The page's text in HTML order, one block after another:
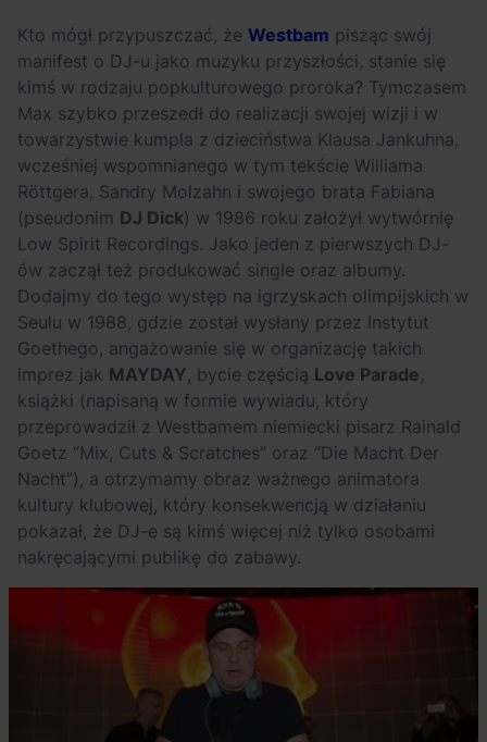
Kto mógł przypuszczać, że Westbam pisząc swój
manifest o DJ-u jako muzyku przyszłości, stanie się
kimś w rodzaju popkulturowego proroka? Tymczasem
Max szybko przeszedł do realizacji swojej wizji i w
towarzystwie kumpla z dzieciństwa Klausa Jankuhna,
wcześniej wspomnianego w tym tekście Williama
Röttgera, Sandry Molzahn i swojego brata Fabiana
(pseudonim DJ Dick) w 1986 roku założył wytwórnię
Low Spirit Recordings. Jako jeden z pierwszych DJ-
ów zaczął też produkować single oraz albumy.
Dodajmy do tego występ na igrzyskach olimpijskich w
Seulu w 1988, gdzie został wysłany przez Instytut
Goethego, angażowanie się w organizację takich
imprez jak MAYDAY, bycie częścią Love Parade,
książki (napisaną w formie wywiadu, który
przeprowadził z Westbamem niemiecki pisarz Rainald
Goetz “Mix, Cuts & Scratches” oraz “Die Macht Der
Nacht”), a otrzymamy obraz ważnego animatora
kultury klubowej, który konsekwencją w działaniu
pokazał, że DJ-e są kimś więcej niż tylko osobami
nakręcającymi publikę do zabawy.